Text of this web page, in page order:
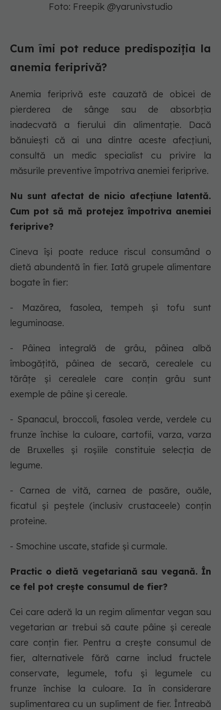
Foto: Freepik @yarunivstudio
Cum îmi pot reduce predispoziția la
anemia feriprivă?
Anemia feriprivă este cauzată de obicei de
pierderea de sânge sau de absorbția
inadecvată a fierului din alimentație. Dacă
bănuiești că ai una dintre aceste afecțiuni,
consultă un medic specialist cu privire la
măsurile preventive împotriva anemiei feriprive.
Nu sunt afectat de nicio afecțiune latentă.
Cum pot să mă protejez împotriva anemiei
feriprive?
Cineva își poate reduce riscul consumând o
dietă abundentă în fier. Iată grupele alimentare
bogate în fier:
- Mazărea, fasolea, tempeh și tofu sunt
leguminoase.
- Pâinea integrală de grâu, pâinea albă
îmbogățită, pâinea de secară, cerealele cu
tărâțe și cerealele care conțin grâu sunt
exemple de pâine și cereale.
- Spanacul, broccoli, fasolea verde, verdele cu
frunze închise la culoare, cartofii, varza, varza
de Bruxelles și roșiile constituie selecția de
legume.
- Carnea de vită, carnea de pasăre, ouăle,
ficatul și peștele (inclusiv crustaceele) conțin
proteine.
- Smochine uscate, stafide și curmale.
Practic o dietă vegetariană sau vegană. În
ce fel pot crește consumul de fier?
Cei care aderă la un regim alimentar vegan sau
vegetarian ar trebui să caute pâine și cereale
care conțin fier. Pentru a crește consumul de
fier, alternativele fără carne includ fructele
conservate, legumele, tofu și legumele cu
frunze închise la culoare. Ia în considerare
suplimentarea cu un supliment de fier. Întreabă